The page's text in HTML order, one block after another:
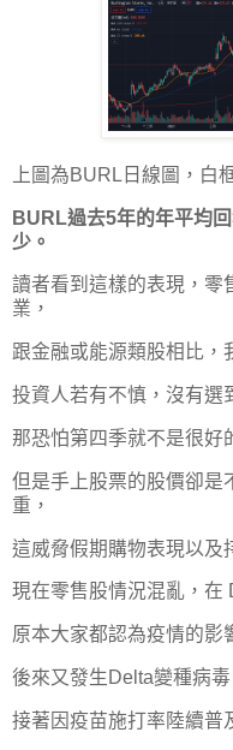
上圖為BURL日線圖，白
BURL過去5年的年平均
少。
讀者看到這樣的表現，零
業，
跟金融或能源類股相比，
投資人若有不慎，沒有選
那恐怕第四季就不是很好
但是手上股票的股價卻是
重，
這威脅假期購物表現以及
現在零售股情況混亂，在
原本大家都認為疫情的影
後來又發生Delta變種病
接著因疫苗施打率陸續普